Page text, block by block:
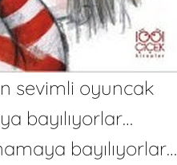
sevimli oyuncak
bayılıyorlar…
bayılıyorlar…